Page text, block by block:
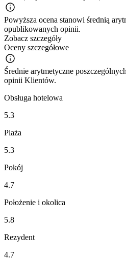
Powyższa ocena stanowi średnią
opublikowanych opinii.
Zobacz szczegóły
Oceny szczegółowe
Średnie arytmetyczne
opinii Klientów.
Obsługa hotelowa
5.3
Plaża
5.3
Pokój
4.7
Położenie i okolica
5.8
Rezydent
4.7